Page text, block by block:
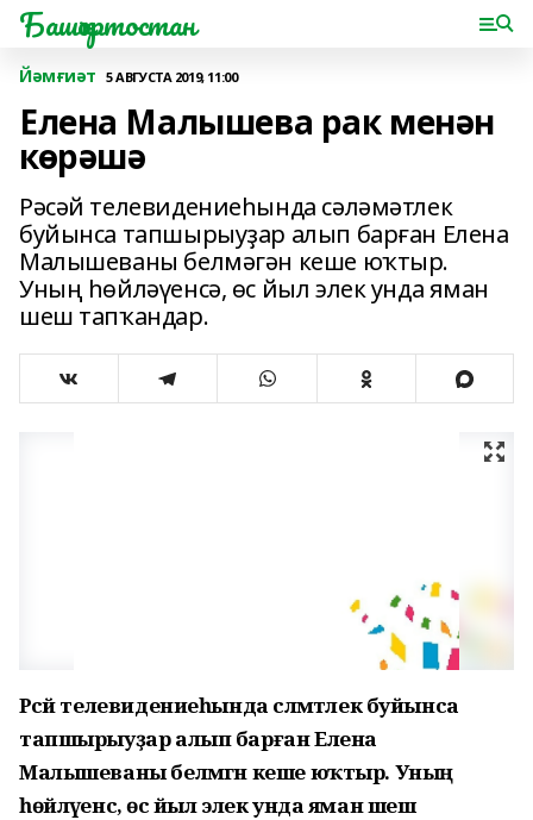
Башҡортостан
Йәмғиәт 5 АВГУСТА 2019, 11:00
Елена Малышева рак менән
көрәшә
Рәсәй телевидениеһында сәләмәтлек
буйынса тапшырыуҙар алып барған Елена
Малышеваны белмәгән кеше юҡтыр.
Уның һөйләүенсә, өс йыл элек унда яман
шеш тапҡандар.
Рәсәй телевидениеһында сәләмәтлек буйынса
тапшырыуҙар алып барған Елена
Малышеваны белмәгән кеше юҡтыр. Уның
һөйләүенсә, өс йыл элек унда яман шеш